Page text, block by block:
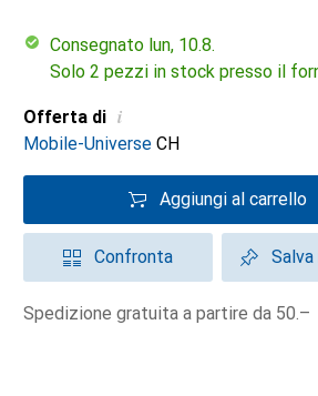
Consegnato lun, 10.8.
Solo 2 pezzi in stock presso il
Offerta di i
Mobile-Universe CH
Aggiungi al carrello
Confronta
Spedizione gratuita a partire da 50.–